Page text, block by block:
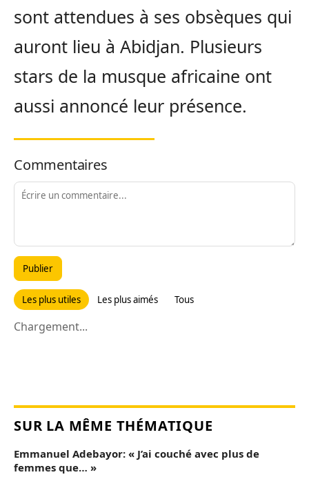
sont attendues à ses obsèques qui
auront lieu à Abidjan. Plusieurs
stars de la musque africaine ont
aussi annoncé leur présence.
Commentaires
Publier
Les plus utiles Les plus aimés Tous
Chargement...
SUR LA MÊME THÉMATIQUE
Emmanuel Adebayor: « J’ai couché avec plus de
femmes que… »